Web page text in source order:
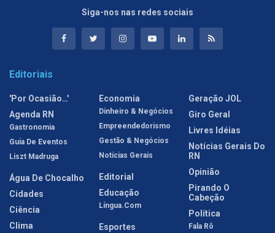
Siga-nos nas redes sociais
Editoriais
'Por Ocasião…'
Agenda RN
Gastronomia
Guia De Eventos
Liszt Madruga
Água De Chocalho
Cidades
Ciência
Clima
Economia
Dinheiro & Negócios
Empreendedorismo
Gestão & Negócios
Notícias Gerais
Editorial
Educação
Língua.com
Esportes
Geração JOL
Giro Geral
Livres Idéias
Notícias Gerais Do
RN
Opinião
Pirando O
Cabeção
Política
Fala Rô